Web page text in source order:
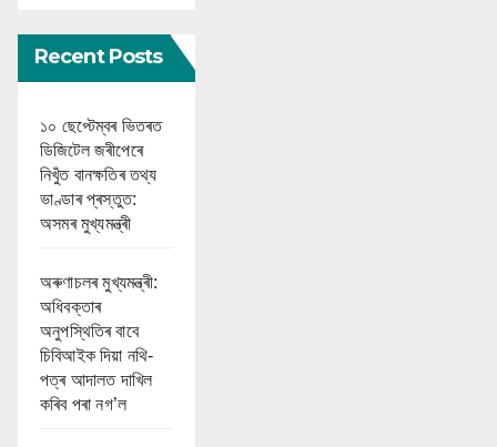
Recent Posts
১০ ছেপ্টেম্বৰ ভিতৰত
ডিজিটেল জৰীপেৰে
নিখুঁত বানক্ষতিৰ তথ্য
ভাণ্ডাৰ প্ৰস্তুত:
অসমৰ মুখ্যমন্ত্ৰী
অৰুণাচলৰ মুখ্যমন্ত্ৰী:
অধিবক্তাৰ
অনুপস্থিতিৰ বাবে
চিবিআইক দিয়া নথি-
পত্ৰ আদালত দাখিল
কৰিব পৰা নগ’ল